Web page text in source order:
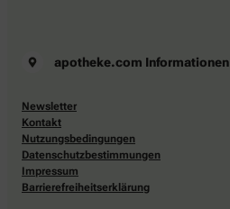
apotheke.com Informationen
Newsletter
Kontakt
Nutzungsbedingungen
Datenschutzbestimmungen
Impressum
Barrierefreiheitserklärung